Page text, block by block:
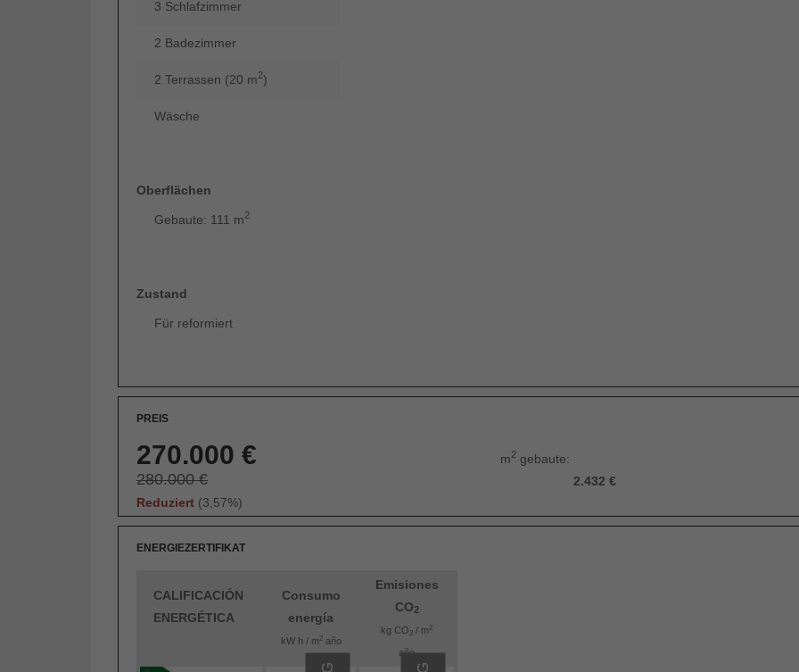
3 Schlafzimmer
2 Badezimmer
2 Terrassen (20 m2)
Wäsche
Oberflächen
Gebaute: 111 m2
Zustand
Für reformiert
PREIS
270.000 €
280.000 €
Reduziert (3,57%)
m2gebaute:
2.432 €
ENERGIEZERTIFIKAT
CALIFICACIÓN
ENERGÉTICA
Consumo
energía
kW h / m 2año
Emisiones
CO2
kg CO 2 / m 2
año